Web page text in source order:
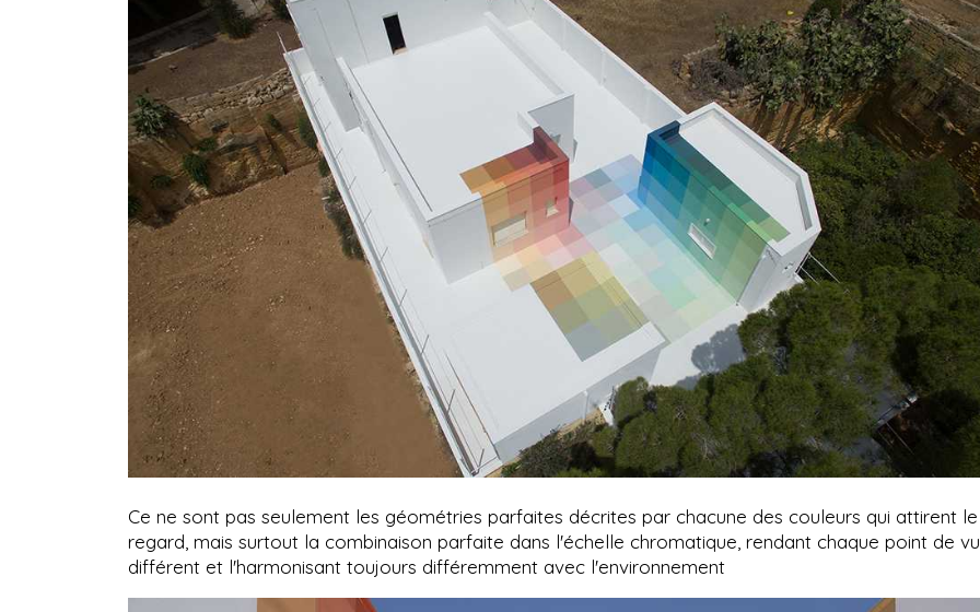
Ce ne sont pas seulement les géométries parfaites décrites par chacune des couleurs qui attirent le
regard, mais surtout la combinaison parfaite dans l'échelle chromatique, rendant chaque point de
différent et l'harmonisant toujours différemment avec l'environnement